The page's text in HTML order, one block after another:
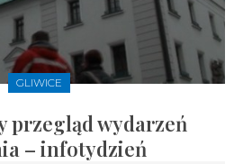
GLIWICE
przegląd wydarzeń
– infotydzień